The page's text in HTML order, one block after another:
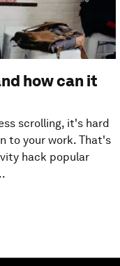
how can it
scrolling, it's hard
to your work. That's
hack popular